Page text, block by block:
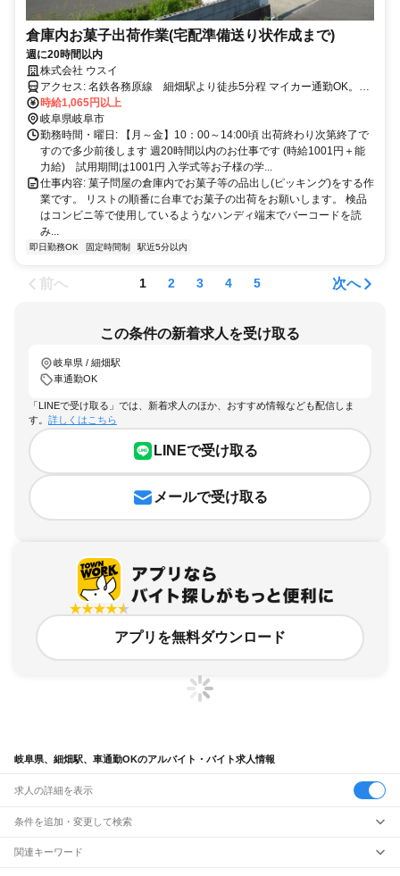
倉庫内お菓子出荷作業(宅配準備送り状作成まで)
週に20時間以内
株式会社 ウスイ
アクセス: 名鉄各務原線 細畑駅より徒歩5分程 マイカー通勤OK。無
料駐車場あり。
時給1,065円以上
岐阜県岐阜市
勤務時間・曜日: 【月～金】10：00～14:00頃 出荷終わり次第終了で
すので多少前後します 週20時間以内のお仕事です (時給1001円＋能
力給) 試用期間は1001円 入学式等お子様の学...
仕事内容: 菓子問屋の倉庫内でお菓子等の品出し(ピッキング)をする作
業です。 リストの順番に台車でお菓子の出荷をお願いします。 検品
はコンビニ等で使用しているようなハンディ端末でバーコードを読
み...
即日勤務OK 固定時間制 駅近5分以内
前へ 1 2 3 4 5 次へ
この条件の新着求人を受け取る
岐阜県 / 細畑駅
車通勤OK
「LINEで受け取る」では、新着求人のほか、おすすめ情報なども配信しま
す。 詳しくはこちら
LINEで受け取る
メールで受け取る
アプリを無料ダウンロード
岐阜県、細畑駅、車通勤OKのアルバイト・バイト求人情報
求人の詳細を表示
条件を追加・変更して検索
市区町村を追加・変更
関連キーワード